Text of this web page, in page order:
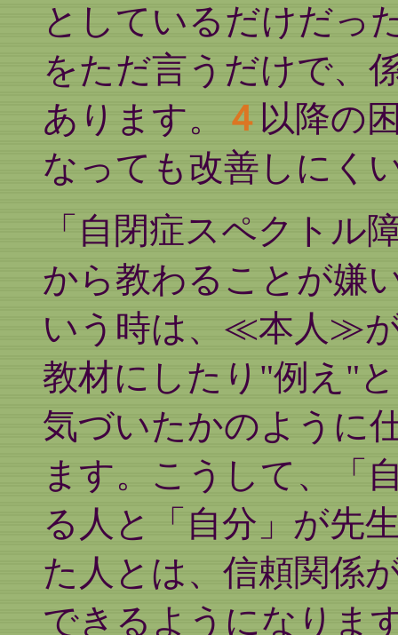
としているだけだっ
をただ言うだけで、
あります。
４ 以降の
なっても改善しにく
「自閉症スペクトル
から教わることが嫌
いう時は、≪本人≫
教材にしたり"例え"
気づいたかのように
ます。こうして、「
る人と「自分」が先
た人とは、信頼関係
できるようになりま